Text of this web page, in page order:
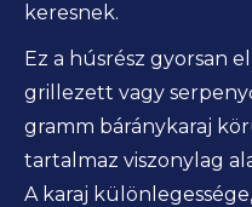
keresnek.
Ez a húsrész gyorsan
grillezett vagy
gramm báránykaraj
tartalmaz viszonylag
A karaj